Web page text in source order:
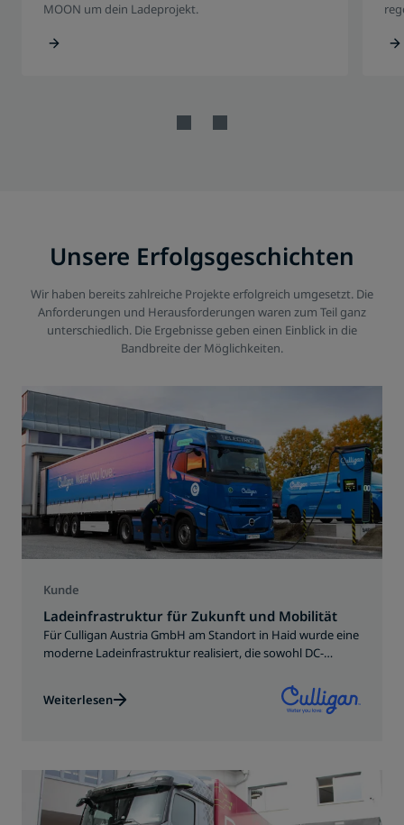
MOON um dein Ladeprojekt.
Unsere Erfolgsgeschichten
Wir haben bereits zahlreiche Projekte erfolgreich umgesetzt. Die
Anforderungen und Herausforderungen waren zum Teil ganz
unterschiedlich. Die Ergebnisse geben einen Einblick in die
Bandbreite der Möglichkeiten.
Kunde
Ladeinfrastruktur für Zukunft und Mobilität
Für Culligan Austria GmbH am Standort in Haid wurde eine
moderne Ladeinfrastruktur realisiert, die sowohl DC-
ermöglicht, darunter auch die firmeneigenen E-Lkws.
Weiterlesen